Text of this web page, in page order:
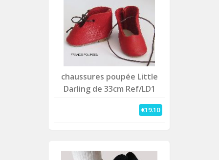
chaussures poupée Little
Darling de 33cm Ref/LD1
€19.10